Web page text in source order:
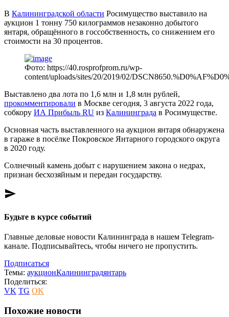
В Калининградской области Росимущество выставило на
аукцион 1 тонну 750 килограммов незаконно добытого
янтаря, обращённого в госсобственность, со снижением его
стоимости на 30 процентов.
Фото: https://40.rosprofprom.ru/wp-
content/uploads/sites/20/2019/02/
Выставлено два лота по 1,6 млн и 1,8 млн рублей,
прокомментировали в Москве сегодня, 3 августа 2022 года,
собкору ИА Прибыль RU из Калининграда в Росимуществе.
Основная часть выставленного на аукцион янтаря обнаружена
в гараже в посёлке Покровское Янтарного городского округа
в 2020 году.
Солнечный камень добыт с нарушением закона о недрах,
признан бесхозяйным и передан государству.
send
Будьте в курсе событий
Главные деловые новости Калининграда в нашем Telegram-
канале. Подписывайтесь, чтобы ничего не пропустить.
Подписаться
Темы: аукционКалининградянтарь
Поделиться:
VK TG OK
Похожие новости